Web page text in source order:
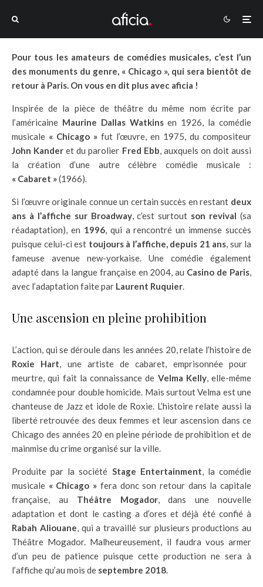
Pour tous les amateurs de comédies musicales, c’est l’un
des monuments du genre, « Chicago », qui sera bientôt de
retour à Paris. On vous en dit plus avec aficia !
Inspirée de la pièce de théâtre du même nom écrite par
l’américaine Maurine Dallas Watkinsen 1926, la comédie
musicale « Chicago » fut l’œuvre, en 1975, du compositeur
John Kander et du parolier Fred Ebb, auxquels on doit aussi
la création d’une autre célèbre comédie musicale :
« Cabaret »(1966).
Si l’œuvre originale connue un certain succès en restant deux
ans à l’affiche sur Broadway, c’est surtout son revival (sa
réadaptation), en 1996, qui a rencontré un immense succès
puisque celui-ci est toujours à l’affiche, depuis 21 ans, sur la
fameuse avenue new-yorkaise. Une comédie également
adapté dans la langue française en 2004, au Casino de Paris,
avec l’adaptation faite par Laurent Ruquier.
Une ascension en pleine prohibition
L’action, qui se déroule dans les années 20, relate l’histoire de
Roxie Hart, une artiste de cabaret, emprisonnée pour
meurtre, qui fait la connaissance de Velma Kelly, elle-même
condamnée pour double homicide. Mais surtout Velma est une
chanteuse de Jazz et idole de Roxie. L’histoire relate aussi la
liberté retrouvée des deux femmes et leur ascension dans ce
Chicago des années 20 en pleine période de prohibition et de
mainmise du crime organisé sur la ville.
Produite par la société Stage Entertainment, la comédie
musicale « Chicago » fera donc son retour dans la capitale
française, au Théâtre Mogador, dans une nouvelle
adaptation et dont le casting a d’ores et déjà été confié à
Rabah Aliouane, qui a travaillé sur plusieurs productions au
Théâtre Mogador. Malheureusement, il faudra vous armer
d’un peu de patience puisque cette production ne sera à
l’affiche qu’au mois de septembre 2018.